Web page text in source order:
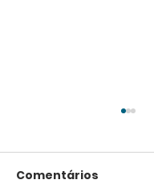
Comentários